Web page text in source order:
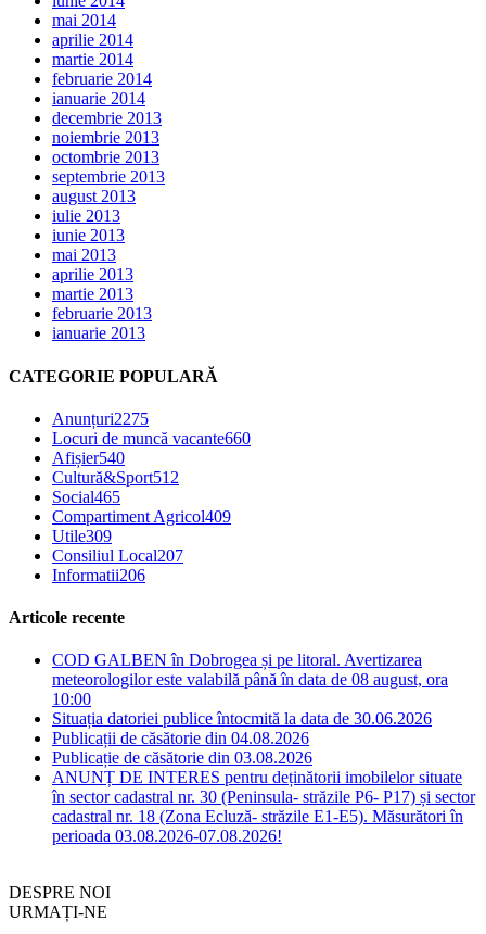
mai 2014
aprilie 2014
martie 2014
februarie 2014
ianuarie 2014
decembrie 2013
noiembrie 2013
octombrie 2013
septembrie 2013
august 2013
iulie 2013
iunie 2013
mai 2013
aprilie 2013
martie 2013
februarie 2013
ianuarie 2013
CATEGORIE POPULARĂ
Anunțuri2275
Locuri de muncă vacante660
Afișier540
Cultură&Sport512
Social465
Compartiment Agricol409
Utile309
Consiliul Local207
Informatii206
Articole recente
COD GALBEN în Dobrogea și pe litoral. Avertizarea
meteorologilor este valabilă până în data de 08 august, ora
10:00
Situația datoriei publice întocmită la data de 30.06.2026
Publicații de căsătorie din 04.08.2026
Publicație de căsătorie din 03.08.2026
ANUNȚ DE INTERES pentru deținătorii imobilelor situate
în sector cadastral nr. 30 (Peninsula- străzile P6- P17) și sector
cadastral nr. 18 (Zona Ecluză- străzile E1-E5). Măsurători în
perioada 03.08.2026-07.08.2026!
DESPRE NOI
URMAȚI-NE